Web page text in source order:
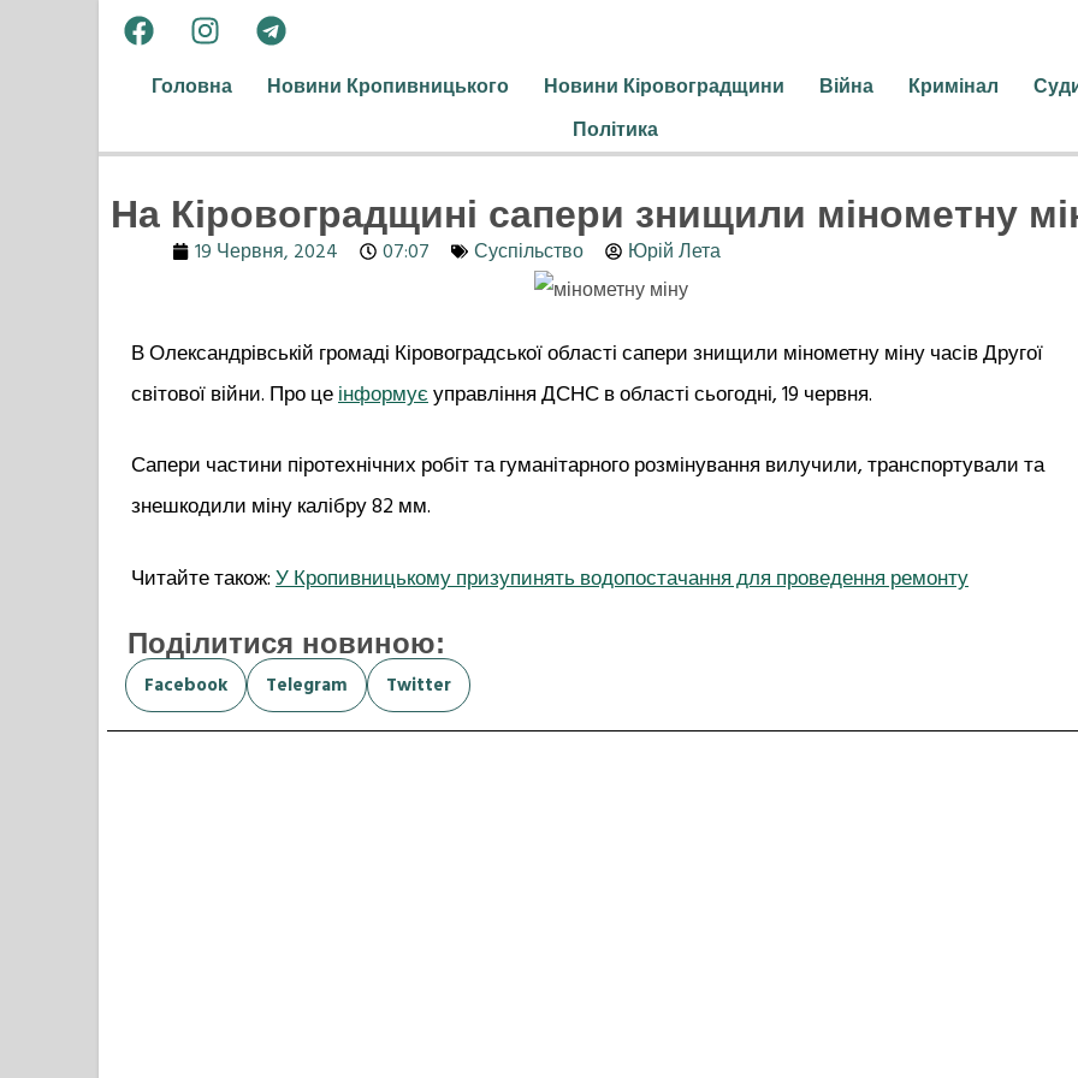
Головна Новини Кропивницького Новини Кіровоградщини Війна Кримінал
Політика
На Кіровоградщині сапери знищили мінометну
19 Червня, 2024 07:07 Суспільство Юрій Лета
В Олександрівській громаді Кіровоградської області сапери знищили мінометну міну часів Другої
світової війни. Про цеінформуєуправління ДСНС в області сьогодні, 19 червня.
Сапери частини піротехнічних робіт та гуманітарного розмінування вилучили, транспортували та
знешкодили міну калібру 82 мм.
Читайте також:У Кропивницькому призупинять водопостачання для проведення ремонту
Поділитися новиною:
Facebook Telegram Twitter